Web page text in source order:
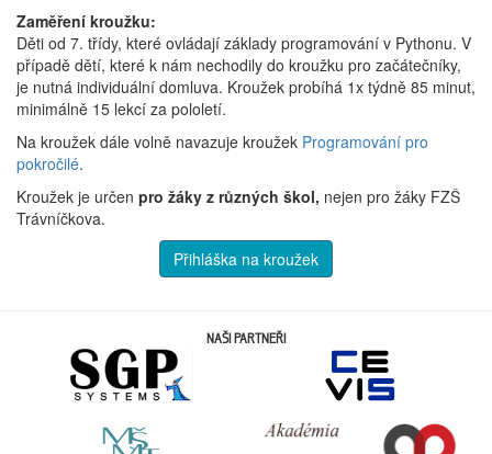
Zaměření kroužku:
Děti od 7. třídy, které ovládají základy programování v Pythonu. V
případě dětí, které k nám nechodily do kroužku pro začátečníky,
je nutná individuální domluva. Kroužek probíhá 1x týdně 85 minut,
minimálně 15 lekcí za pololetí.
Na kroužek dále volně navazuje kroužek Programování pro
pokročilé.
Kroužek je určen pro žáky z různých škol, nejen pro žáky FZŠ
Trávníčkova.
Přihláška na kroužek
NAŠI PARTNEŘI